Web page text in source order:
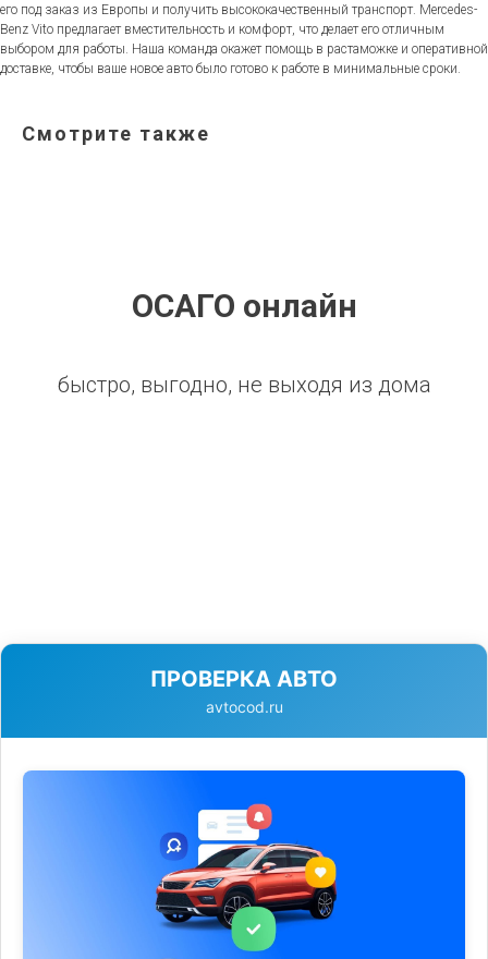
его под заказ из Европы и получить высококачественный транспорт. Mercedes-
Benz Vito предлагает вместительность и комфорт, что делает его отличным
выбором для работы. Наша команда окажет помощь в растаможке и оперативной
доставке, чтобы ваше новое авто было готово к работе в минимальные сроки.
Смотрите также
ОСАГО онлайн
быстро, выгодно, не выходя из дома
ПРОВЕРКА АВТО
avtocod.ru